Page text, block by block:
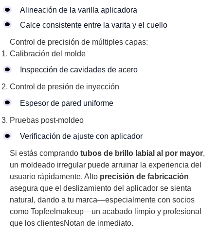
Alineación de la varilla aplicadora
Calce consistente entre la varita y el cuello
Control de precisión de múltiples capas:
Calibración del molde
Inspección de cavidades de acero
Control de presión de inyección
Espesor de pared uniforme
Pruebas post-moldeo
Verificación de ajuste con aplicador
Si estás comprando tubos de brillo labial al por mayor,
un moldeado irregular puede arruinar la experiencia del
usuario rápidamente. Alto precisión de fabricación
asegura que el deslizamiento del aplicador se sienta
natural, dando a tu marca—especialmente con socios
como Topfeelmakeup—un acabado limpio y profesional
que los clientesNotan de inmediato.